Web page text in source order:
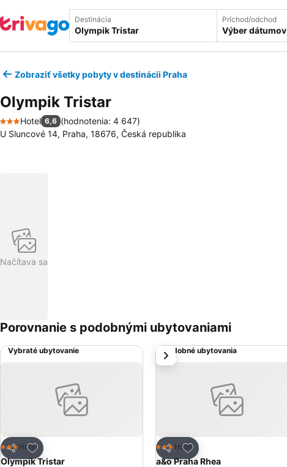
Destinácia Príchod/odchod
Výber dátumov
Zobraziť všetky pobyty v destinácii Praha
Olympik Tristar
3 Počet hviezdičiek
Hotel 6,6 (hodnotenia: 4 647)
U Sluncové 14, Praha, 18676, Česká republika
Načítava sa
Porovnanie s podobnými ubytovaniami
Vybraté ubytovanie
Zdieľať
Pridať do obľúbených
3 Počet hviezdičiek
Hotel
Olympik Tristar
Podobné ubytovania
Zdieľať
Pridať do obľúbených
3 Počet hviezdičiek
Hotel
a&o Praha Rhea
next